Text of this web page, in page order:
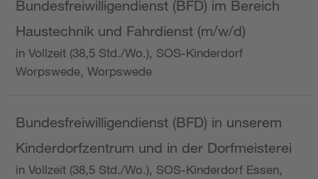
Bundesfreiwilligendienst (BFD) im Bereich
Haustechnik und Fahrdienst (m/w/d)
in Vollzeit (38,5 Std./Wo.), SOS-Kinderdorf
Worpswede, Worpswede
Bundesfreiwilligendienst (BFD) in unserem
Kinderdorfzentrum und in der Dorfmeisterei
in Vollzeit (38,5 Std./Wo.), SOS-Kinderdorf Essen,